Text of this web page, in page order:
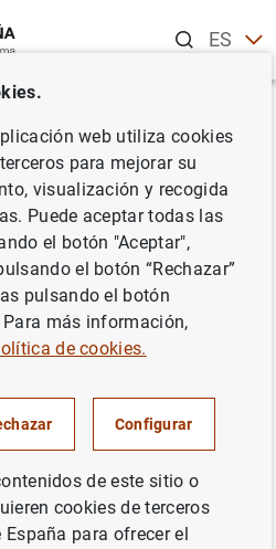
ESEN
públicos
de las
(tercer
los estados financieros
de las entidades de
de ingresos y gastos
de cambios en el patrimonio
efectivo.
web utiliza cookies
para mejorar su
visualización y recogida
Puede aceptar todas las
el botón "Aceptar",
el botón “Rechazar”
pulsando el botón
más información,
de cookies.
Configurar
de este sitio o
cookies de terceros
para ofrecer el